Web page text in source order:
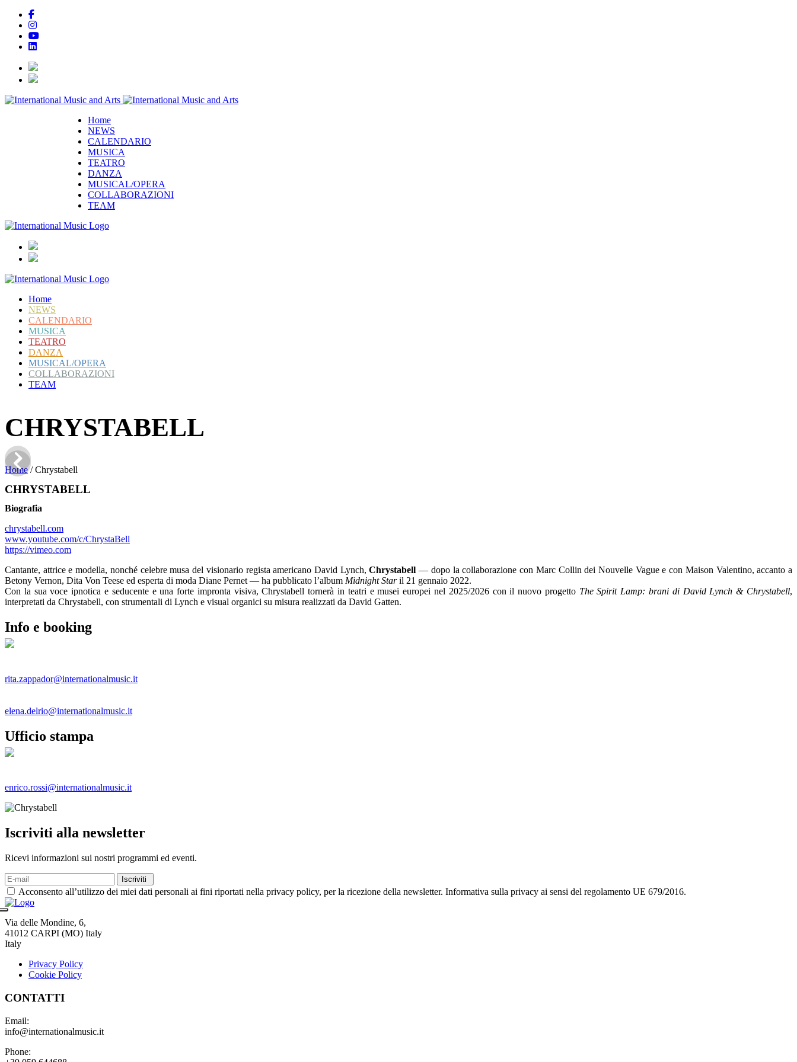
Home
NEWS
CALENDARIO
MUSICA
TEATRO
DANZA
MUSICAL/OPERA
COLLABORAZIONI
TEAM
Home
NEWS
CALENDARIO
MUSICA
TEATRO
DANZA
MUSICAL/OPERA
COLLABORAZIONI
TEAM
CHRYSTABELL
Home / Chrystabell
CHRYSTABELL
Biografia
chrystabell.com
www.youtube.com/c/ChrystaBell
https://vimeo.com
Cantante, attrice e modella, nonché celebre musa del visionario regista americano David Lynch,Chrystabell— dopo la collaborazione con Marc Collin dei Nouvelle Vague e con Maison Valentino, accanto a
Betony Vernon, Dita Von Teese ed esperta di moda Diane Pernet — ha pubblicato l’album Midnight Staril 21 gennaio 2022.
Con la sua voce ipnotica e seducente e una forte impronta visiva, Chrystabell tornerà in teatri e musei europei nel 2025/2026 con il nuovo progetto The Spirit Lamp: brani di David Lynch & Chrystabell,
interpretati da Chrystabell, con strumentali di Lynch e visual organici su misura realizzati da David Gatten.
Info e booking
rita.zappador@internationalmusic.it
elena.delrio@internationalmusic.it
Ufficio stampa
enrico.rossi@internationalmusic.it
Iscriviti alla newsletter
Ricevi informazioni sui nostri programmi ed eventi.
Iscriviti
Acconsento all’utilizzo dei miei dati personali ai fini riportati nella privacy policy, per la ricezione della newsletter. Informativa sulla privacy ai sensi del regolamento UE 679/2016.
Via delle Mondine, 6,
41012 CARPI (MO) Italy
Italy
Privacy Policy
Cookie Policy
CONTATTI
Email:
info@internationalmusic.it
Phone: